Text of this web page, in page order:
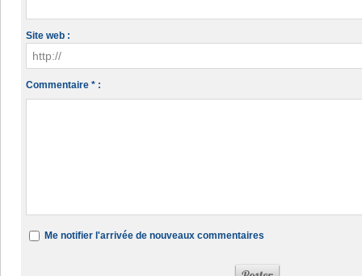
Site web :
Commentaire * :
Me notifier l'arrivée de nouveaux commentaires